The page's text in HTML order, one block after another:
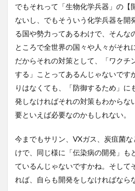
でもそれって「生物化学兵器」の【
ないし、でもそういう化学兵器を開
る国や勢力ってあるわけで、そんな
ところで全世界の国々や人々がそれ
だからそれの対策として、「ワクチ
する」ことってあるんじゃないです
りはなくても、「防御するため」に
発しなければそれの対策もわからな
要といえば必要なのかもしれない。
今までもサリン、VXガス、炭疽菌
けで、同じ様に「伝染病の開発」も
ているんじゃないですかね。そして
れば、自らも開発をしなければなら